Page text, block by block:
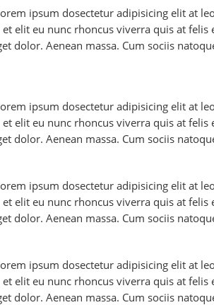
ipsum dosectetur adipisicing elit at
elit eu nunc rhoncus viverra quis at felis
dolor. Aenean massa. Cum sociis
ipsum dosectetur adipisicing elit at
elit eu nunc rhoncus viverra quis at felis
dolor. Aenean massa. Cum sociis
ipsum dosectetur adipisicing elit at
elit eu nunc rhoncus viverra quis at felis
dolor. Aenean massa. Cum sociis
ipsum dosectetur adipisicing elit at
elit eu nunc rhoncus viverra quis at felis
dolor. Aenean massa. Cum sociis